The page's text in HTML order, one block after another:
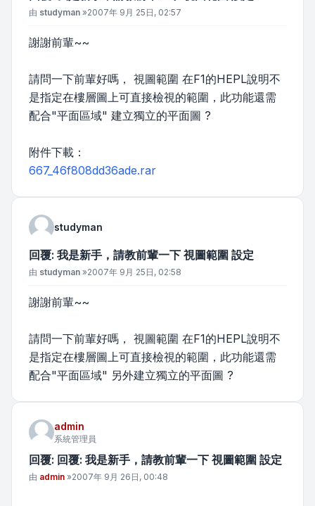
文章
由 studyman »2007年 9月 25日, 02:57
謝謝前輩~~
請問一下前輩好嗎， 視圖範圍 在F1的HEPL說明不
是指定在樓層圖上可直接檢視的範圍，此功能還需
配合"平面區域" 建立獨立的平面圖 ?
附件下載：
667_46f808dd36ade.rar
studyman
回覆: 我是新手，請教前輩一下 視圖範圍 設定
文章
由 studyman »2007年 9月 25日, 02:58
謝謝前輩~~
請問一下前輩好嗎， 視圖範圍 在F1的HEPL說明不
是指定在樓層圖上可直接檢視的範圍，此功能還需
配合"平面區域" 另外建立獨立的平面圖 ?
admin
系統管理員
回覆: 回覆: 我是新手，請教前輩一下 視圖範圍 設定
文章
由 admin »2007年 9月 26日, 00:48